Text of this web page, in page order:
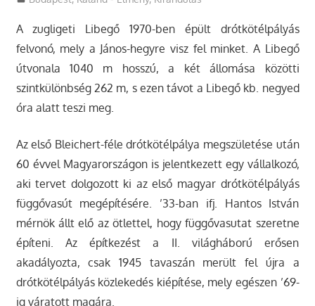
A zugligeti Libegő 1970-ben épült drótkötélpályás
felvonó, mely a János-hegyre visz fel minket. A Libegő
útvonala 1040 m hosszú, a két állomása közötti
szintkülönbség 262 m, s ezen távot a Libegő kb. negyed
óra alatt teszi meg.
Az első Bleichert-féle drótkötélpálya megszületése után
60 évvel Magyarországon is jelentkezett egy vállalkozó,
aki tervet dolgozott ki az első magyar drótkötélpályás
függővasút megépítésére. ’33-ban ifj. Hantos István
mérnök állt elő az ötlettel, hogy függővasutat szeretne
építeni. Az építkezést a II. világháború erősen
akadályozta, csak 1945 tavaszán merült fel újra a
drótkötélpályás közlekedés kiépítése, mely egészen ’69-
ig váratott magára.